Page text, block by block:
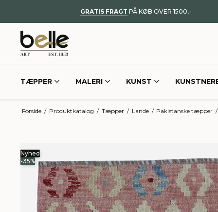
GRATIS FRAGT PÅ KØB OVER 1500,-
TÆPPER MALERI KUNST
Forside / Produktkatalog / Tæpper / Lande / Pakistanske tæpper /
Nyhed
-35%